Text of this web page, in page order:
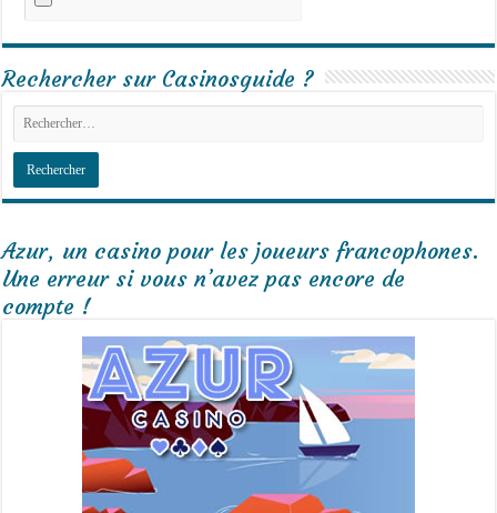
Rechercher sur Casinosguide ?
Azur, un casino pour les joueurs francophones.
Une erreur si vous n’avez pas encore de
compte !